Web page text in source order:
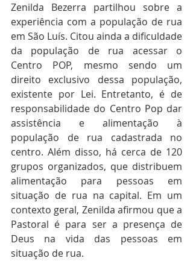
Zenilda Bezerra partilhou sobre a
experiência com a população de rua
em São Luís. Citou ainda a dificuldade
da população de rua acessar o
Centro POP, mesmo sendo um
direito exclusivo dessa população,
existente por Lei. Entretanto, é de
responsabilidade do Centro Pop dar
assistência e alimentação à
população de rua cadastrada no
centro. Além disso, há cerca de 120
grupos organizados, que distribuem
alimentação para pessoas em
situação de rua na capital. Em um
contexto geral, Zenilda afirmou que a
Pastoral é para ser a presença de
Deus na vida das pessoas em
situação de rua.